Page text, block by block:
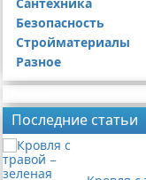
Безопасность
Стройматериалы
Разное
Последние статьи